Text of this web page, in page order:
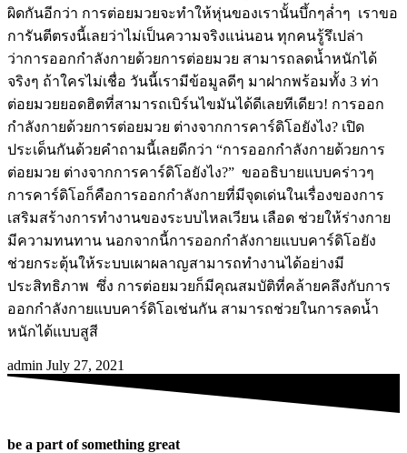
ผิดกันอีกว่า การต่อยมวยจะทำให้หุ่นของเรานั้นบึ้กๆล่ำๆ เราขอ
การันตีตรงนี้เลยว่าไม่เป็นความจริงแน่นอน ทุกคนรู้รึเปล่า
ว่าการออกกำลังกายด้วยการต่อยมวย สามารถลดน้ำหนักได้
จริงๆ ถ้าใครไม่เชื่อ วันนี้เรามีข้อมูลดีๆ มาฝากพร้อมทั้ง 3 ท่า
ต่อยมวยยอดฮิตที่สามารถเบิร์นไขมันได้ดีเลยทีเดียว! การออก
กำลังกายด้วยการต่อยมวย ต่างจากการคาร์ดิโอยังไง? เปิด
ประเด็นกันด้วยคำถามนี้เลยดีกว่า “การออกกำลังกายด้วยการ
ต่อยมวย ต่างจากการคาร์ดิโอยังไง?” ขออธิบายแบบคร่าวๆ
การคาร์ดิโอก็คือการออกกำลังกายที่มีจุดเด่นในเรื่องของการ
เสริมสร้างการทำงานของระบบไหลเวียน เลือด ช่วยให้ร่างกาย
มีความทนทาน นอกจากนี้การออกกำลังกายแบบคาร์ดิโอยัง
ช่วยกระตุ้นให้ระบบเผาผลาญสามารถทำงานได้อย่างมี
ประสิทธิภาพ ซึ่ง การต่อยมวยก็มีคุณสมบัติที่คล้ายคลึงกับการ
ออกกำลังกายแบบคาร์ดิโอเช่นกัน สามารถช่วยในการลดน้ำ
หนักได้แบบสูสี
admin July 27, 2021
be a part of something great